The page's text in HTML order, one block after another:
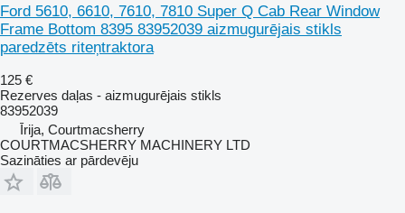
Ford 5610, 6610, 7610, 7810 Super Q Cab Rear Window
Frame Bottom 8395 83952039 aizmugurējais stikls
paredzēts riteņtraktora
125 €
Rezerves daļas - aizmugurējais stikls
83952039
Īrija, Courtmacsherry
COURTMACSHERRY MACHINERY LTD
Sazināties ar pārdevēju